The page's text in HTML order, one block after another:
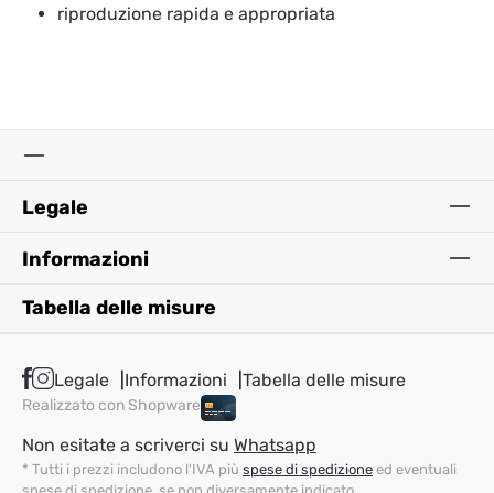
riproduzione rapida e appropriata
Legale
Informazioni
Tabella delle misure
Legale Informazioni Tabella delle misure
Realizzato con Shopware
Non esitate a scriverci su Whatsapp
* Tutti i prezzi includono l'IVA più spese di spedizione ed eventuali